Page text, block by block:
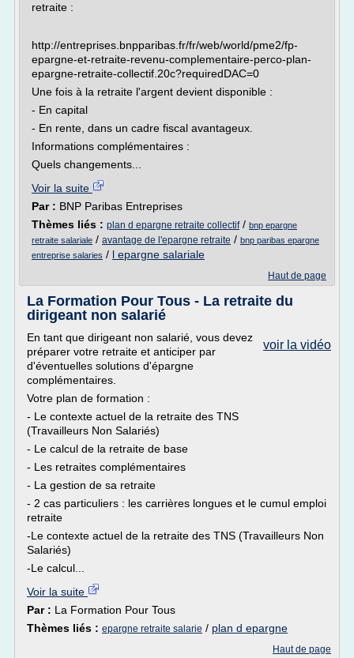
retraite :
http://entreprises.bnpparibas.fr/fr/web/world/pme2/fp-
epargne-et-retraite-revenu-complementaire-perco-plan-
epargne-retraite-collectif.20c?requiredDAC=0
Une fois à la retraite l'argent devient disponible :
- En capital
- En rente, dans un cadre fiscal avantageux.
Informations complémentaires :
Quels changements...
Voir la suite
Par : BNP Paribas Entreprises
Thèmes liés : plan d epargne retraite collectif/ bnp epargne
retraite salariale / avantage de l'epargne retraite / bnp paribas epargne
entreprise salaries / l epargne salariale
Haut de page
La Formation Pour Tous - La retraite du
dirigeant non salarié
voir la vidéo
En tant que dirigeant non salarié, vous devez
préparer votre retraite et anticiper par
d'éventuelles solutions d'épargne
complémentaires.
Votre plan de formation :
- Le contexte actuel de la retraite des TNS
(Travailleurs Non Salariés)
- Le calcul de la retraite de base
- Les retraites complémentaires
- La gestion de sa retraite
- 2 cas particuliers : les carrières longues et le cumul emploi
retraite
-Le contexte actuel de la retraite des TNS (Travailleurs Non
Salariés)
-Le calcul...
Voir la suite
Par : La Formation Pour Tous
Thèmes liés : epargne retraite salarie / plan d epargne
Haut de page